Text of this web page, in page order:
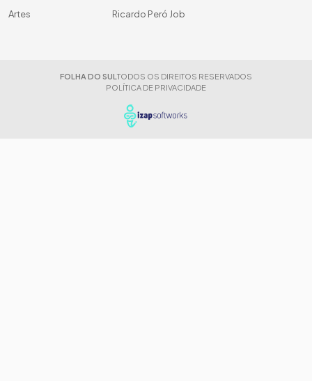
Artes
Ricardo Peró Job
FOLHA DO SUL TODOS OS DIREITOS RESERVADOS
POLÍTICA DE PRIVACIDADE